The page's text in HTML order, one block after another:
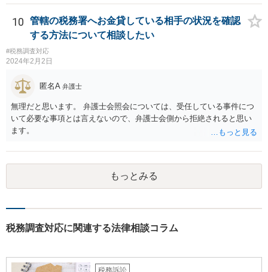
会計の話であり、弁護士では専門外になります。 税務会計の専門家は
税理士又は会計士になりますので、正確なところは税理士などにご相
談ください。
10
管轄の税務署へお金貸している相手の状況を確認
する方法について相談したい
#税務調査対応
2024年2月2日
匿名A 弁護士
無理だと思います。 弁護士会照会については、受任している事件につ
いて必要な事項とは言えないので、弁護士会側から拒絶されると思い
ます。
もっとみる
税務調査対応に関連する法律相談コラム